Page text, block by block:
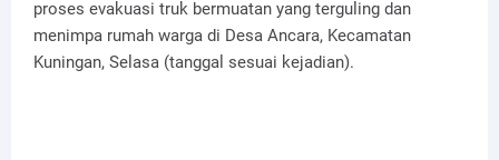
proses evakuasi truk bermuatan yang terguling dan
menimpa rumah warga di Desa Ancara, Kecamatan
Kuningan, Selasa (tanggal sesuai kejadian).